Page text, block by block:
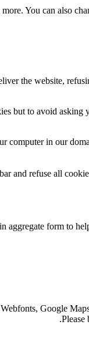
You can also
the website,
but to avoid
computer in our
and refuse all
aggregate form to
Google
Please